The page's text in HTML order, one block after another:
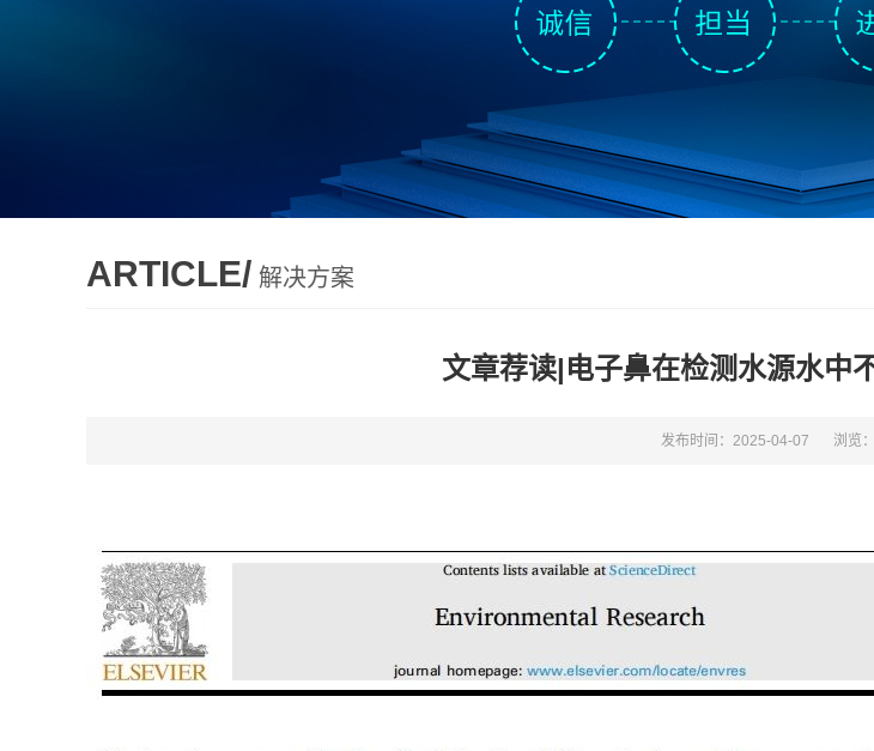
ARTICLE/ 解决方案
文章荐读|电子鼻在检测水源水中
发布时间：2025-04-07 浏览